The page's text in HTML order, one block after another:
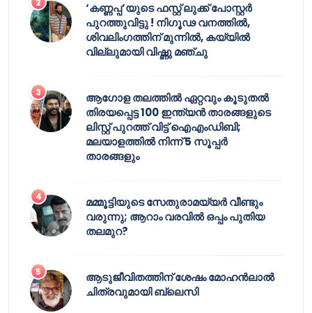
‘കണ്ണപ്പ’യുടെ ഫസ്റ്റ് ലുക്ക് പോസ്റ്റർ
പുറത്തുവിട്ടു ! നിഗൂഢ വനത്തിൽ,
ശിവലിംഗത്തിന് മുന്നിൽ, കയ്യിൽ
വില്ലുമായി വിഷ്ണു മഞ്ചു
ആഗോള തലത്തിൽ ഏറ്റവും കൂടുതൽ
തിരയപ്പെട്ട 100 ഇന്ത്യൻ താരങ്ങളുടെ
ലിസ്റ്റ് പുറത്ത് വിട്ട് ഐഎംഡിബി;
മലയാളത്തിൽ നിന്ന് 5 സൂപ്പർ
താരങ്ങളും
മമ്മൂട്ടിയുടെ സേതുരാമയ്യർ വീണ്ടും
വരുന്നു; ആറാം വരവിൽ ഒപ്പം പുതിയ
തലമുറ?
ആടുജീവിതത്തിന് ശേഷം മോഹൻലാൽ
ചിത്രവുമായി ബ്ലെസി